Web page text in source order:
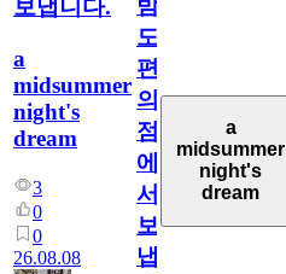
보냅니다.
a
midsummer
night's
dream
3
0
0
26.08.08
밤
도
편
의
점
에
서
보
냅
a
midsummer
night's
dream